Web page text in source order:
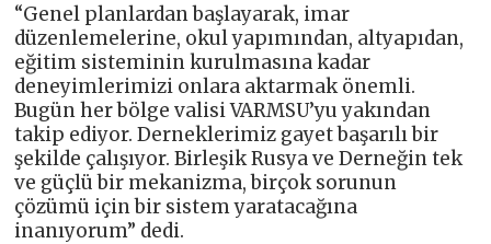
“Genel planlardan başlayarak, imar
düzenlemelerine, okul yapımından, altyapıdan,
eğitim sisteminin kurulmasına kadar
deneyimlerimizi onlara aktarmak önemli.
Bugün her bölge valisi VARMSU’yu yakından
takip ediyor. Derneklerimiz gayet başarılı bir
şekilde çalışıyor. Birleşik Rusya ve Derneğin tek
ve güçlü bir mekanizma, birçok sorunun
çözümü için bir sistem yaratacağına
inanıyorum” dedi.